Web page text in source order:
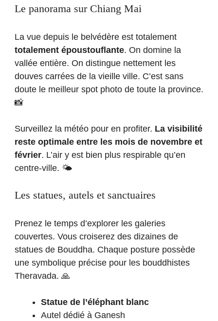
Le panorama sur Chiang Mai
La vue depuis le belvédère est totalement
totalement époustouflante. On domine la
vallée entière. On distingue nettement les
douves carrées de la vieille ville. C’est sans
doute le meilleur spot photo de toute la province.
📸
Surveillez la météo pour en profiter. La visibilité
reste optimale entre les mois de novembre et
février. L’air y est bien plus respirable qu’en
centre-ville. 🌤️
Les statues, autels et sanctuaires
Prenez le temps d’explorer les galeries
couvertes. Vous croiserez des dizaines de
statues de Bouddha. Chaque posture possède
une symbolique précise pour les bouddhistes
Theravada. 🙏
Statue de l’éléphant blanc
Autel dédié à Ganesh